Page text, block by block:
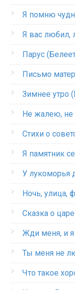
Я помню
Я вас любил,
Парус
Письмо
Зимнее утро
Не жалею, не
Стихи о
Я памятник
У лукоморья
Ночь, улица,
Сказка о
Жди меня, и я
Ты меня не
Что такое